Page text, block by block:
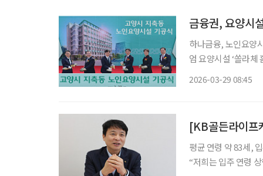
금융권, 요양시
하나금융, 노인요양시설 건
엄 요양시설 ‘쏠라체 홈 미사’ 개소 금융권이 고령화 시
2026-03-29 08:45
평균 연령 약 83세, 입주 연령 제한 없어 KB골
“저희는 입주 연령 상